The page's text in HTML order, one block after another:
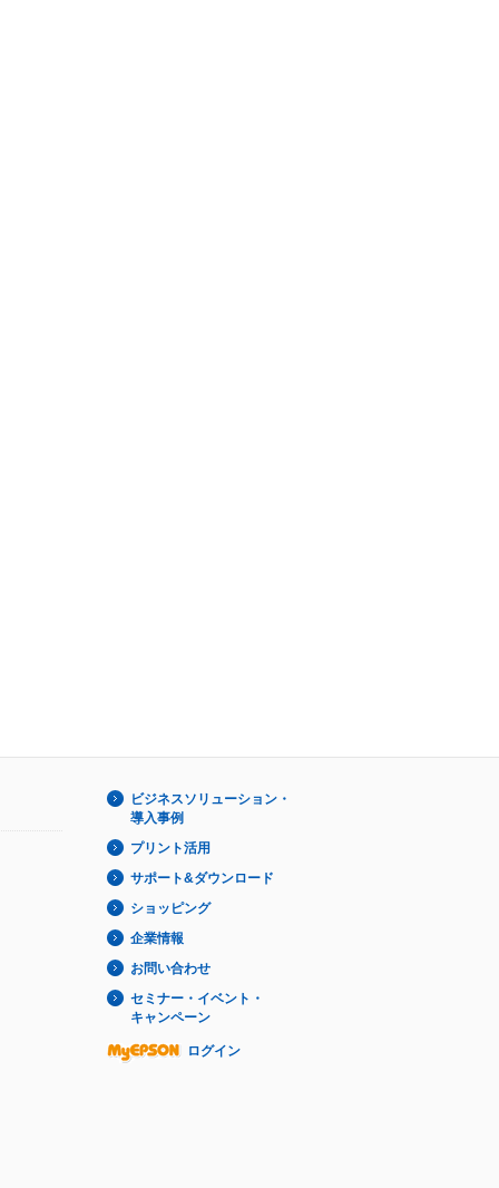
ビジネスソリューション・
導入事例
プリント活用
サポート&ダウンロード
ショッピング
企業情報
お問い合わせ
セミナー・イベント・
キャンペーン
ログイン